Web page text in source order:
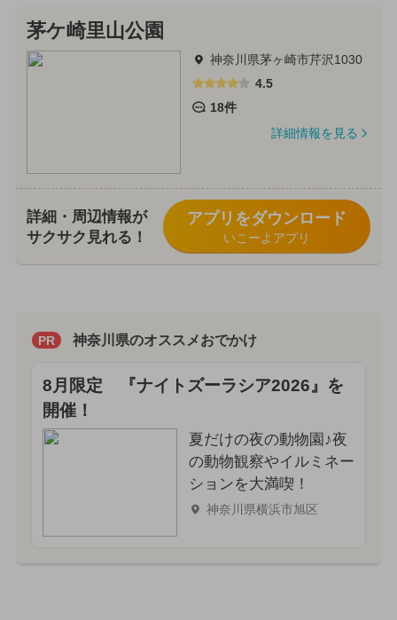
茅ケ崎里山公園
神奈川県茅ヶ崎市芹沢1030
4.5
18件
詳細情報を見る
詳細・周辺情報が
サクサク見れる！
アプリをダウンロード
いこーよアプリ
PR 神奈川県のオススメおでかけ
8月限定 『ナイトズーラシア2026』を
開催！
夏だけの夜の動物園♪夜
の動物観察やイルミネー
ションを大満喫！
神奈川県横浜市旭区